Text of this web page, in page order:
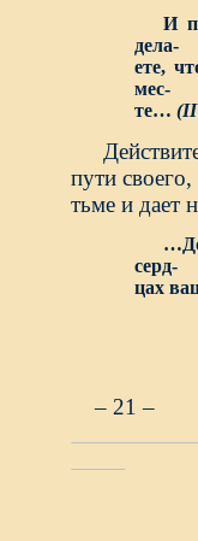
И
дела-
ете,
мес-
те…(II
пути
тьме и дает
серд-
цах
– 21 –